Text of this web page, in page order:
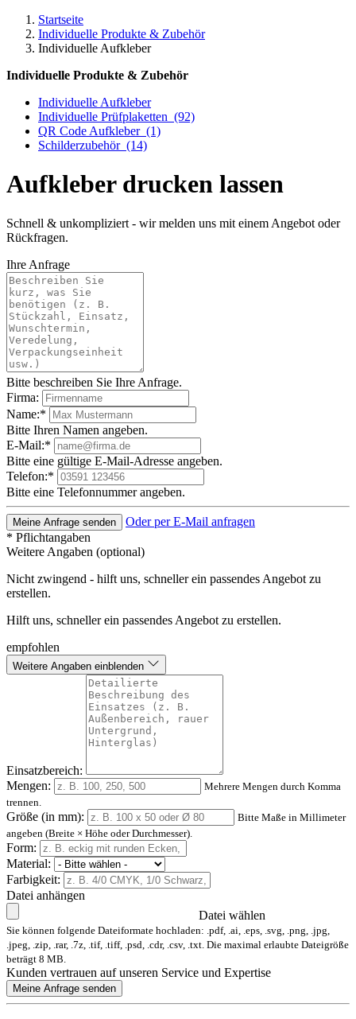
Startseite
Individuelle Produkte & Zubehör
Individuelle Aufkleber
Individuelle Produkte & Zubehör
Individuelle Aufkleber
Individuelle Prüfplaketten (92)
QR Code Aufkleber (1)
Schilderzubehör (14)
Aufkleber drucken lassen
Schnell & unkompliziert - wir melden uns mit einem Angebot oder
Rückfragen.
Ihre Anfrage
Bitte beschreiben Sie Ihre Anfrage.
Firma:
Name:*
Bitte Ihren Namen angeben.
E-Mail:*
Bitte eine gültige E-Mail-Adresse angeben.
Telefon:*
Bitte eine Telefonnummer angeben.
Meine Anfrage senden
Oder per E-Mail anfragen
* Pflichtangaben
Weitere Angaben (optional)
Nicht zwingend - hilft uns, schneller ein passendes Angebot zu
erstellen.
Hilft uns, schneller ein passendes Angebot zu erstellen.
empfohlen
Weitere Angaben einblenden
Einsatzbereich:
Mengen:
Mehrere Mengen durch Komma
trennen.
Größe (in mm):
Bitte Maße in Millimeter
angeben (Breite × Höhe oder Durchmesser).
Form:
Material:
Farbigkeit:
Datei anhängen
Datei wählen
Sie können folgende Dateiformate hochladen: .pdf, .ai, .eps, .svg, .png, .jpg,
.jpeg, .zip, .rar, .7z, .tif, .tiff, .psd, .cdr, .csv, .txt. Die maximal erlaubte Dateigröße
beträgt 8 MB.
Kunden vertrauen auf unseren Service und Expertise
Meine Anfrage senden